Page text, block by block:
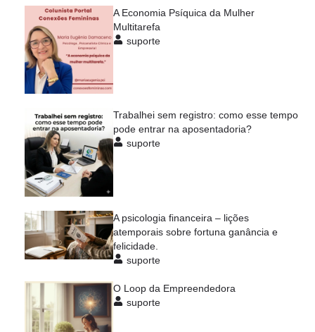
A Economia Psíquica da Mulher
Multitarefa
suporte
Trabalhei sem registro: como esse tempo
pode entrar na aposentadoria?
suporte
A psicologia financeira – lições
atemporais sobre fortuna ganância e
felicidade.
suporte
O Loop da Empreendedora
suporte